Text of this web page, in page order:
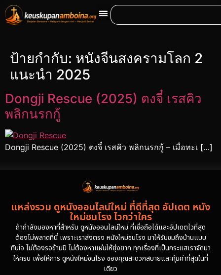
ป้ายกำกับ: หนังจีนสงครามโลก 2
แนะนำ 2025
Dongji Rescue (2025) ตงจี๋ เรสคิว
พลิกนรกกู้
Dongji Rescue (2025) ตงจี๋ เรสคิว พลิกนรกกู้ – เมื่อทะเ […]
แหล่งรวม ดูหนังออนไลน์ใหม่ ที่ดีที่สุด อัปเดต หนัง
ใหม่ชนโรง ไวกว่าใคร
ถ้ากำลังมองหาที่สำหรับ ดูหนังออนไลน์ใหม่ ที่เชื่อถือได้และอัปเดตไวที่สุด
ต้องไม่พลาดที่นี่ เพราะเราส่งตรง หนังใหม่ชนโรง มาให้รับชมถึงบ้านแบบ
ทันใจ ไม่ต้องรอข้ามปี ไม่ต้องหาแผ่นให้ยุ่งยาก ทุกเรื่องที่เป็นกระแสเราจัดมา
ให้ครบ เพื่อให้การ ดูหนังใหม่ชนโรง ของคุณสะดวกสบายและคุ้มค่าที่สุดในที่
เดียว